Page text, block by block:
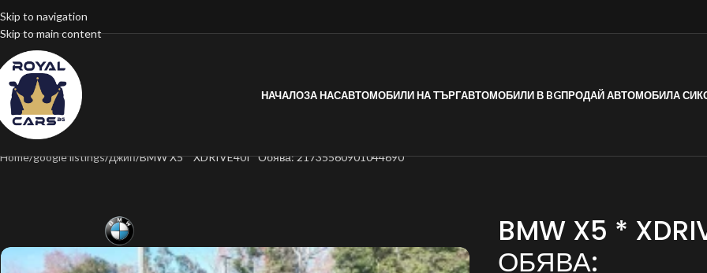
Skip to navigation
Skip to main content
НАЧАЛОЗА НАСАВТОМОБИЛИ НА ТЪРГАВТОМОБИЛИ В BGПРОДАЙ АВТОМОБИЛА СИ
Home google listings Джип BMW X5 * XDRIVE40I* Обява: 21735560901044690
BMW X5 *
ОБЯВА: